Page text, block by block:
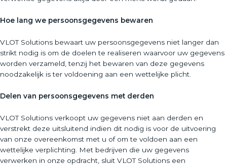
Hoe lang we persoonsgegevens bewaren
VLOT Solutions bewaart uw persoonsgegevens niet langer dan
strikt nodig is om de doelen te realiseren waarvoor uw gegevens
worden verzameld, tenzij het bewaren van deze gegevens
noodzakelijk is ter voldoening aan een wettelijke plicht.
Delen van persoonsgegevens met derden
VLOT Solutions verkoopt uw gegevens niet aan derden en
verstrekt deze uitsluitend indien dit nodig is voor de uitvoering
van onze overeenkomst met u of om te voldoen aan een
wettelijke verplichting. Met bedrijven die uw gegevens
verwerken in onze opdracht, sluit VLOT Solutions een